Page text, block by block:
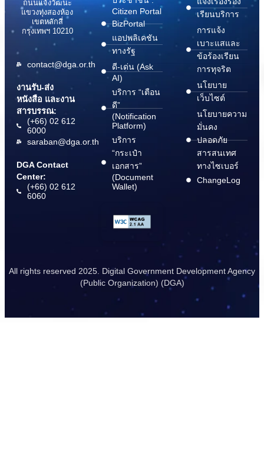
ถนนแจ้งวัฒนะ
แขวงทุ่งสองห้อง
เขตหลักสี่
กรุงเทพฯ 10210
contact@dga.or.th
งานรับ-ส่ง
หนังสือ และงาน
สารบรรณ:
(+66) 02 612
6000
saraban@dga.or.th
DGA Contact
Center:
(+66) 02 612
6060
Citizen Portal
BizPortal
แอปพลิเคชัน
ทางรัฐ
ดี-เด่น (Ask
AI)
บริการ “เตือน
ดี”
(Notification
Platform)
บริการ
“กระเป๋า
เอกสาร”
(Document
Wallet)
เรียนบริการ
การแจ้ง
เบาะแสและ
ข้อร้องเรียน
การทุจริต
นโยบาย
เว็บไซต์
นโยบายความ
มั่นคง
ปลอดภัย
สารสนเทศ
ทางไซเบอร์
ChangeLog
All rights reserved 2025. Digital Government Development Agency
(Public Organization) (DGA)